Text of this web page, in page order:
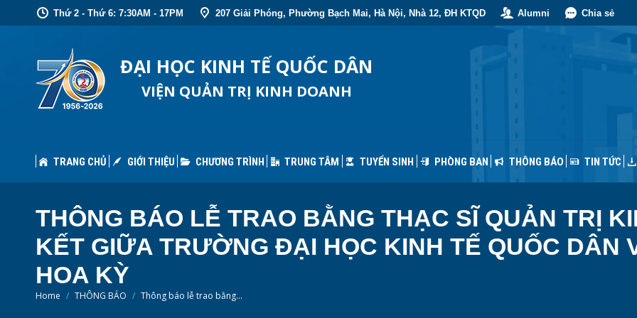
Thứ 2 - Thứ 6: 7:30AM - 17PM 207 Giải Phóng, Phường Bạch Mai, Hà Nội, Nhà 12, ĐH KTQD Alumni Chia sẻ
ĐẠI HỌC KINH TẾ QUỐC DÂN
VIỆN QUẢN TRỊ KINH DOANH
TRANG CHỦ GIỚI THIỆU CHƯƠNG TRÌNH TRUNG TÂM TUYỂN SINH PHÒNG BAN THÔNG BÁO TIN TỨC
THÔNG BÁO LỄ TRAO BẰNG THẠC SĨ QUẢN TRỊ
KẾT GIỮA TRƯỜNG ĐẠI HỌC KINH TẾ QUỐC DÂN
HOA KỲ
You are here:
Home THÔNG BÁO Thông báo lễ trao bằng…
CHƯƠNG TRÌNH TRUNG TÂM TUYỂN SINH PHÒNG BAN THÔNG BÁO